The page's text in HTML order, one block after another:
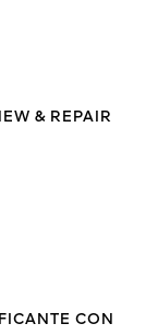
& REPAIR
CON